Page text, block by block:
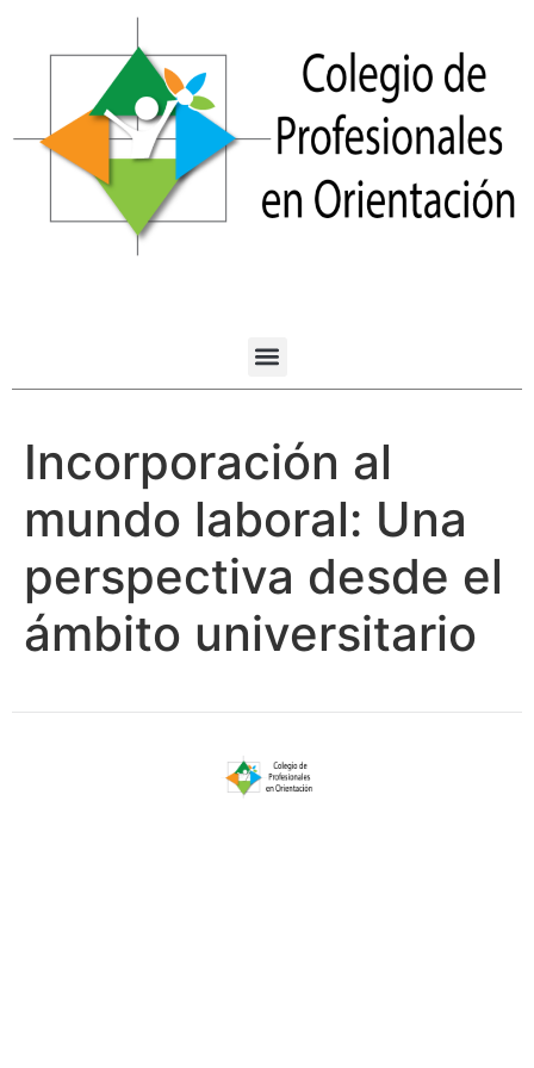
Incorporación al
mundo laboral: Una
perspectiva desde el
ámbito universitario